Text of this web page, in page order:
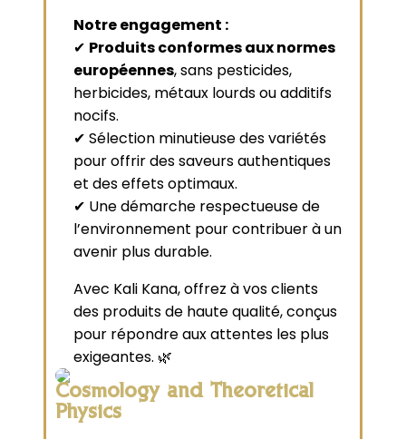
Notre engagement :
✔ Produits conformes aux normes
européennes, sans pesticides,
herbicides, métaux lourds ou additifs
nocifs.
✔ Sélection minutieuse des variétés
pour offrir des saveurs authentiques
et des effets optimaux.
✔ Une démarche respectueuse de
l’environnement pour contribuer à un
avenir plus durable.
Avec Kali Kana, offrez à vos clients
des produits de haute qualité, conçus
pour répondre aux attentes les plus
exigeantes. 🌿
Cosmology and Theoretical
Physics